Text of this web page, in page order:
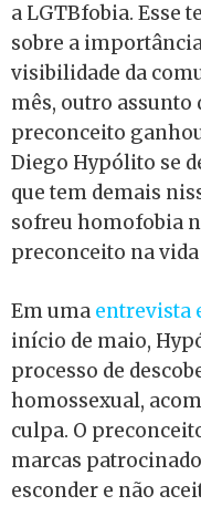
a LGTBfobia. Esse
sobre a
visibilidade da
mês, outro assunto
preconceito
Diego Hypólito se
que tem demais
sofreu homofobia
preconceito na
Em uma entrevista
início de maio,
processo de
homossexual,
culpa. O
marcas
esconder e não